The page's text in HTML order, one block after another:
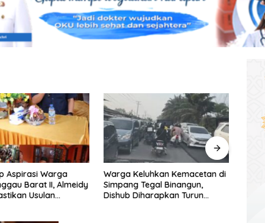
Aspirasi Warga
Barat II, Almeidy
Usulan
Warga Keluhkan Kemacetan di
Simpang Tegal Binangun,
Dishub Diharapkan Turun